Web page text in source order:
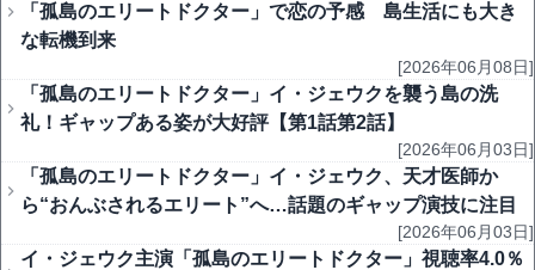
「孤島のエリートドクター」で恋の予感 島生活にも大き
な転機到来
[2026年06月08日]
「孤島のエリートドクター」イ・ジェウクを襲う島の洗
礼！ギャップある姿が大好評【第1話第2話】
[2026年06月03日]
「孤島のエリートドクター」イ・ジェウク、天才医師か
ら“おんぶされるエリート”へ…話題のギャップ演技に注目
[2026年06月03日]
イ・ジェウク主演「孤島のエリートドクター」視聴率4.0％